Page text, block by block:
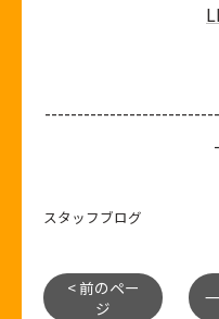
スタッフブログ
< 前のペー
ジ